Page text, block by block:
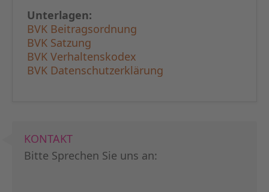
Unterlagen:
BVK Beitragsordnung
BVK Satzung
BVK Verhaltenskodex
BVK Datenschutzerklärung
KONTAKT
Bitte Sprechen Sie uns an: